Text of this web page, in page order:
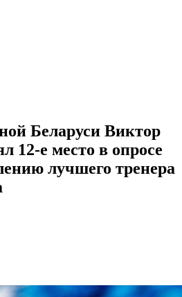
Беларуси Виктор
12-е место в опросе
лучшего тренера